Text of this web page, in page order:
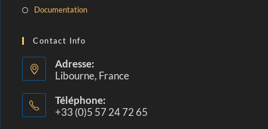
Documentation
Contact Info
Adresse:
Libourne, France
Téléphone:
+33 (0)5 57 24 72 65